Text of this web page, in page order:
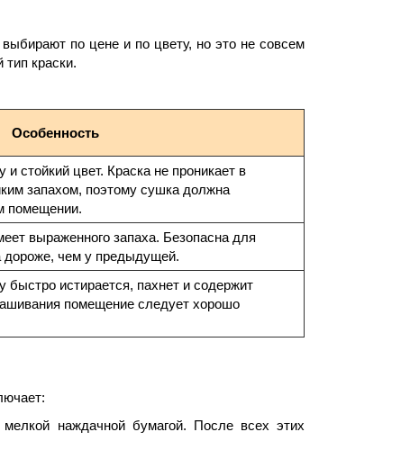
по цене и по цвету, но это не совсем
краски.
Особенность
стойкий цвет. Краска не проникает в
запахом, поэтому сушка должна
помещении.
выраженного запаха. Безопасна для
дороже, чем у предыдущей.
быстро истирается, пахнет и содержит
помещение следует хорошо
наждачной бумагой. После всех этих